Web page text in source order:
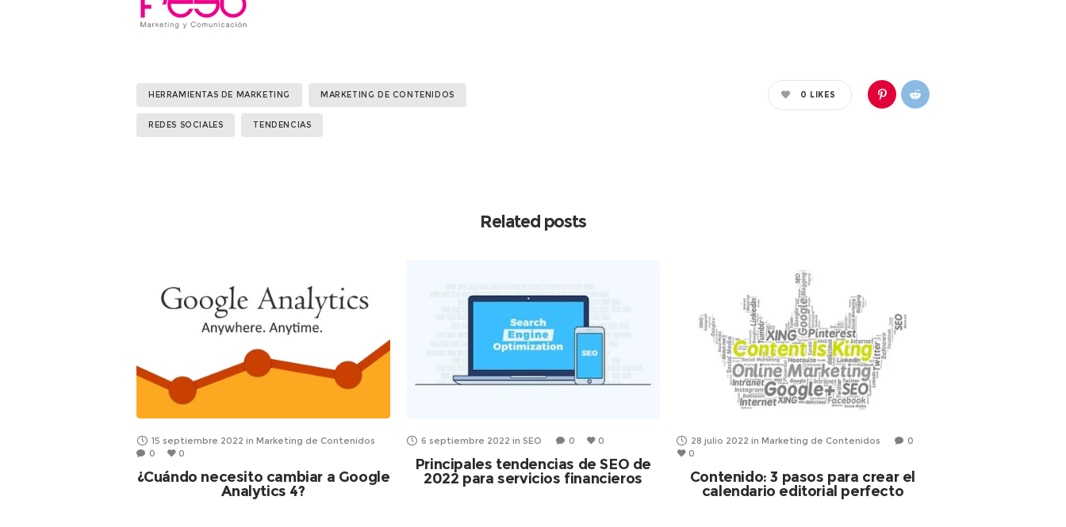
HERRAMIENTAS DE MARKETING MARKETING DE CONTENIDOS
REDES SOCIALES TENDENCIAS
0 LIKES
Related posts
15 septiembre 2022 in Marketing de Contenidos
0
0
¿Cuándo necesito cambiar a Google
Analytics 4?
6 septiembre 2022 in SEO 0 0
Principales tendencias de SEO de
2022 para servicios financieros
28 julio 2022 in Marketing de Contenidos
0
0
Contenido: 3 pasos para crear el
calendario editorial perfecto